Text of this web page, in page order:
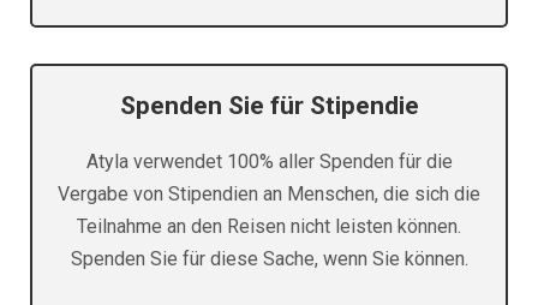
Spenden Sie für Stipendie
Atyla verwendet 100% aller Spenden für die
Vergabe von Stipendien an Menschen, die sich die
Teilnahme an den Reisen nicht leisten können.
Spenden Sie für diese Sache, wenn Sie können.